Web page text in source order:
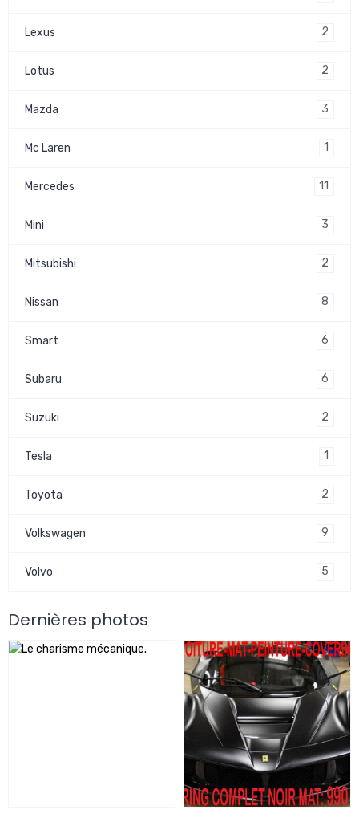
Lexus 2
Lotus 2
Mazda 3
Mc Laren 1
Mercedes 11
Mini 3
Mitsubishi 2
Nissan 8
Smart 6
Subaru 6
Suzuki 2
Tesla 1
Toyota 2
Volkswagen 9
Volvo 5
Dernières photos